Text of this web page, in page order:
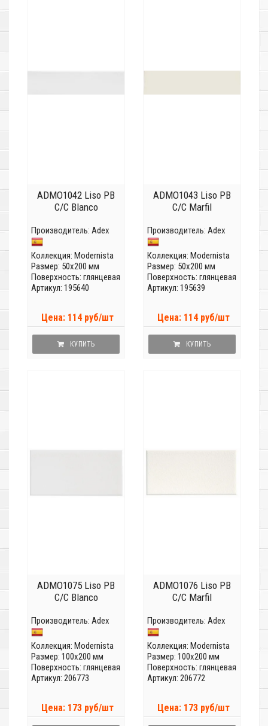
ADMO1042 Liso PB
C/C Blanco
Производитель: Adex
Коллекция: Modernista
Размер: 50x200 мм
Поверхность: глянцевая
Артикул: 195640
Цена: 114 руб/шт
КУПИТЬ
ADMO1043 Liso PB
C/C Marfil
Производитель: Adex
Коллекция: Modernista
Размер: 50x200 мм
Поверхность: глянцевая
Артикул: 195639
Цена: 114 руб/шт
КУПИТЬ
ADMO1075 Liso PB
C/C Blanco
Производитель: Adex
Коллекция: Modernista
Размер: 100x200 мм
Поверхность: глянцевая
Артикул: 206773
Цена: 173 руб/шт
ADMO1076 Liso PB
C/C Marfil
Производитель: Adex
Коллекция: Modernista
Размер: 100x200 мм
Поверхность: глянцевая
Артикул: 206772
Цена: 173 руб/шт